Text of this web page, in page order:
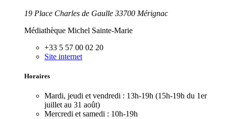
19 Place Charles de Gaulle 33700 Mérignac
Médiathèque Michel Sainte-Marie
+33 5 57 00 02 20
Site internet
Horaires
Mardi, jeudi et vendredi : 13h-19h (15h-19h du 1er
juillet au 31 août)
Mercredi et samedi : 10h-19h